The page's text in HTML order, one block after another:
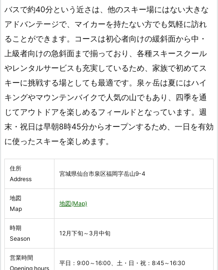
バスで約40分という近さは、他のスキー場にはない大きな
アドバンテージで、マイカーを持たない方でも気軽に訪れ
ることができます。コースは初心者向けの緩斜面から中・
上級者向けの急斜面まで揃っており、各種スキースクール
やレンタルサービスも充実しているため、家族で初めてス
キーに挑戦する場としても最適です。泉ヶ岳は夏にはハイ
キングやマウンテンバイクで人気の山でもあり、四季を通
じてアウトドアを楽しめるフィールドとなっています。週
末・祝日は早朝8時45分からオープンするため、一日を有効
に使ったスキーを楽しめます。
住所
Address
宮城県仙台市泉区福岡字岳山9-4
地図
Map
地図(Map)
時期
Season
12月下旬～3月中旬
営業時間
Opening hours
平日：9:00～16:00、土・日・祝：8:45～16:30